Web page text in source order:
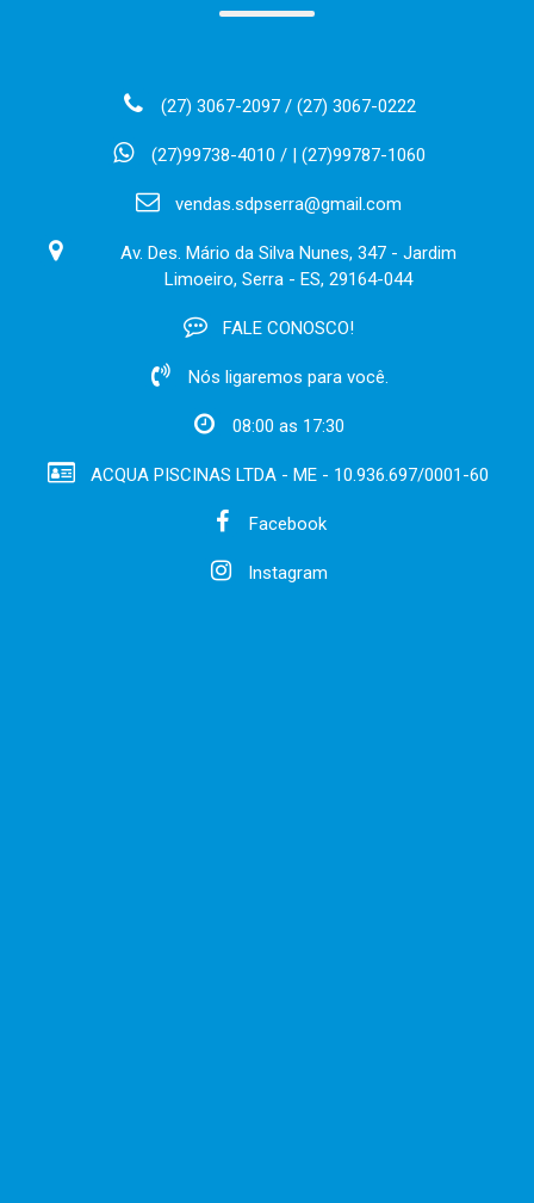
(27) 3067-2097 / (27) 3067-0222
(27)99738-4010 / | (27)99787-1060
vendas.sdpserra@gmail.com
Av. Des. Mário da Silva Nunes, 347 - Jardim
Limoeiro, Serra - ES, 29164-044
FALE CONOSCO!
Nós ligaremos para você.
08:00 as 17:30
ACQUA PISCINAS LTDA - ME - 10.936.697/0001-60
Facebook
Instagram